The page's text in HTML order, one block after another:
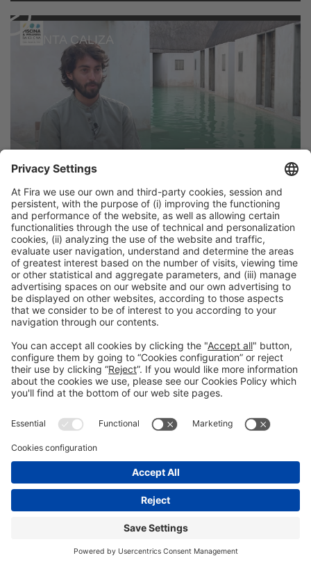
PUNTA CALIZA
AQUATICUM
DEBRECEN
Legal Advice
Política de cookies
Instagram?